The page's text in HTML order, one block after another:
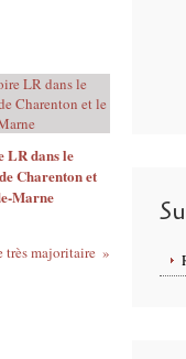
LR dans le
Charenton et
Marne
très majoritaire